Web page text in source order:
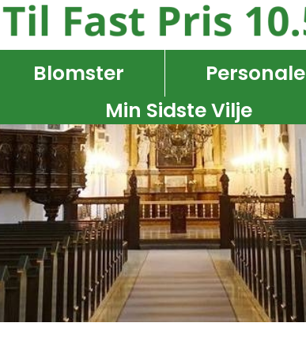
Blomster Personale
Min Sidste Vilje